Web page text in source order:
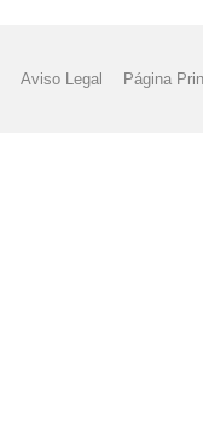
Aviso Legal Página